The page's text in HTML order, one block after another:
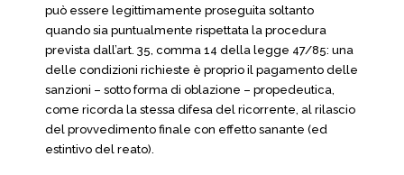
può essere legittimamente proseguita soltanto
quando sia puntualmente rispettata la procedura
prevista dall’art. 35, comma 14 della legge 47/85: una
delle condizioni richieste è proprio il pagamento delle
sanzioni – sotto forma di oblazione – propedeutica,
come ricorda la stessa difesa del ricorrente, al rilascio
del provvedimento finale con effetto sanante (ed
estintivo del reato).